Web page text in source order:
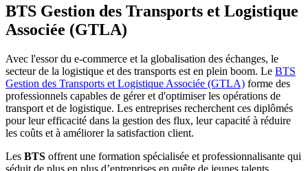
BTS Gestion des Transports et Logistique
Associée (GTLA)
Avec l'essor du e-commerce et la globalisation des échanges, le
secteur de la logistique et des transports est en plein boom. Le BTS
Gestion des Transports et Logistique Associée (GTLA) forme des
professionnels capables de gérer et d'optimiser les opérations de
transport et de logistique. Les entreprises recherchent ces diplômés
pour leur efficacité dans la gestion des flux, leur capacité à réduire
les coûts et à améliorer la satisfaction client.
Les BTS offrent une formation spécialisée et professionnalisante qui